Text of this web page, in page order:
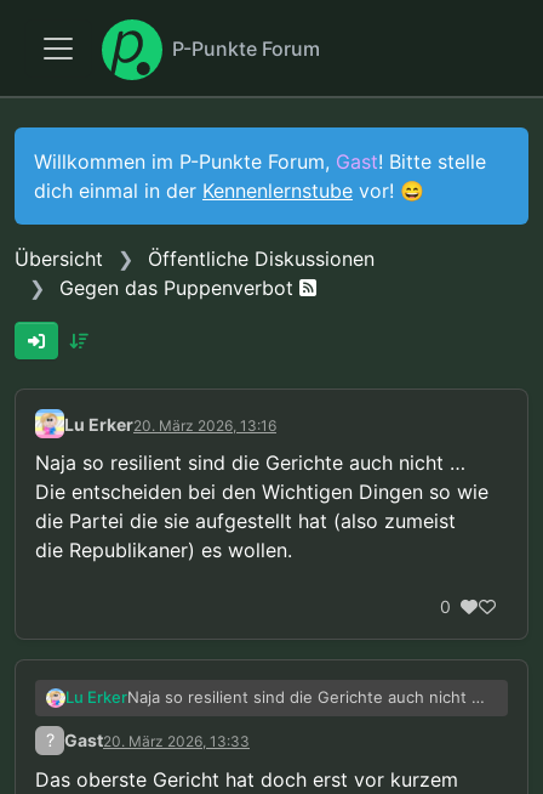
P-Punkte Forum
Willkommen im P-Punkte Forum, Gast! Bitte stelle
dich einmal in der Kennenlernstube vor! 😄
Übersicht
Öffentliche Diskussionen
Gegen das Puppenverbot
Lu Erker20. März 2026, 13:16
Naja so resilient sind die Gerichte auch nicht …
Die entscheiden bei den Wichtigen Dingen so wie
die Partei die sie aufgestellt hat (also zumeist
die Republikaner) es wollen.
0
Lu ErkerNaja so resilient sind die Gerichte auch nicht …
Die entscheiden bei den Wichtigen Dingen so
wie die Partei die sie aufgestellt hat (also
? Gast20. März 2026, 13:33
Das oberste Gericht hat doch erst vor kurzem